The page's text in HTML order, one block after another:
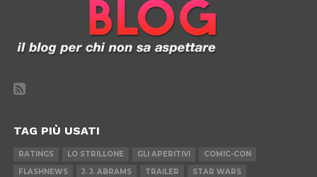
TAG PIÙ USATI
RATINGS LO STRILLONE GLI APERITIVI
COMIC-CON
FLASHNEWS
J. J. ABRAMS TRAILER
STAR WARS